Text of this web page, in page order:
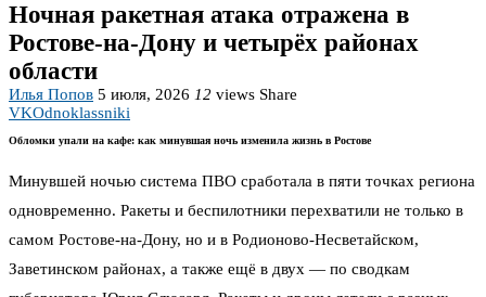
Ночная ракетная атака отражена в
Ростове-на-Дону и четырёх районах
области
Илья Попов 5 июля, 2026 12 views Share
VKOdnoklassniki
Обломки упали на кафе: как минувшая ночь изменила жизнь в Ростове
Минувшей ночью система ПВО сработала в пяти точках региона
одновременно. Ракеты и беспилотники перехватили не только в
самом Ростове-на-Дону, но и в Родионово-Несветайском,
Заветинском районах, а также ещё в двух — по сводкам